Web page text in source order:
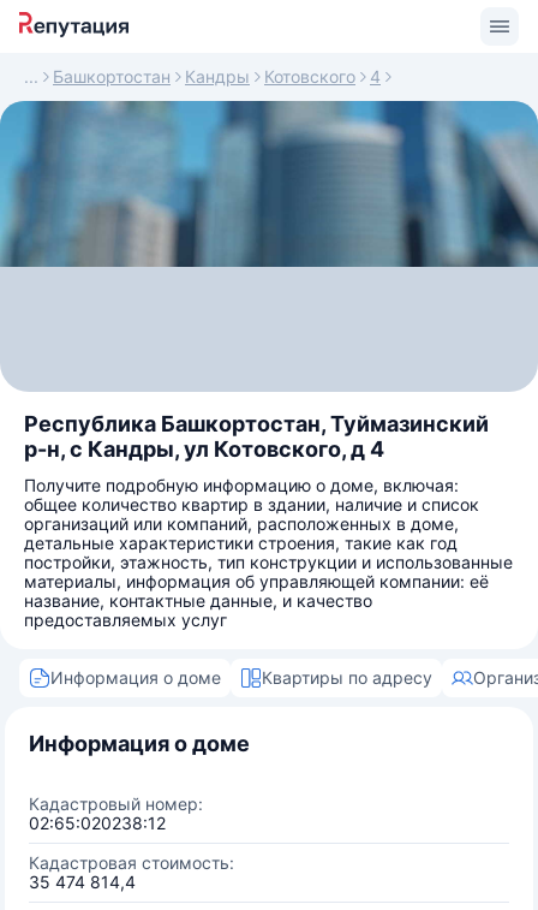
Башкортостан Кандры Котовского 4
Республика Башкортостан, Туймазинский
р-н, с Кандры, ул Котовского, д 4
Получите подробную информацию о доме, включая:
общее количество квартир в здании, наличие и список
организаций или компаний, расположенных в доме,
детальные характеристики строения, такие как год
постройки, этажность, тип конструкции и использованные
материалы, информация об управляющей компании: её
название, контактные данные, и качество
предоставляемых услуг
Информация о доме Квартиры по адресу
Информация о доме
Кадастровый номер:
02:65:020238:12
Кадастровая стоимость:
35 474 814,4